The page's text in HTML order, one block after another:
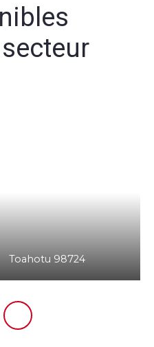
Toahotu 98724